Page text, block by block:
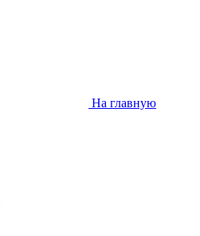
На главную